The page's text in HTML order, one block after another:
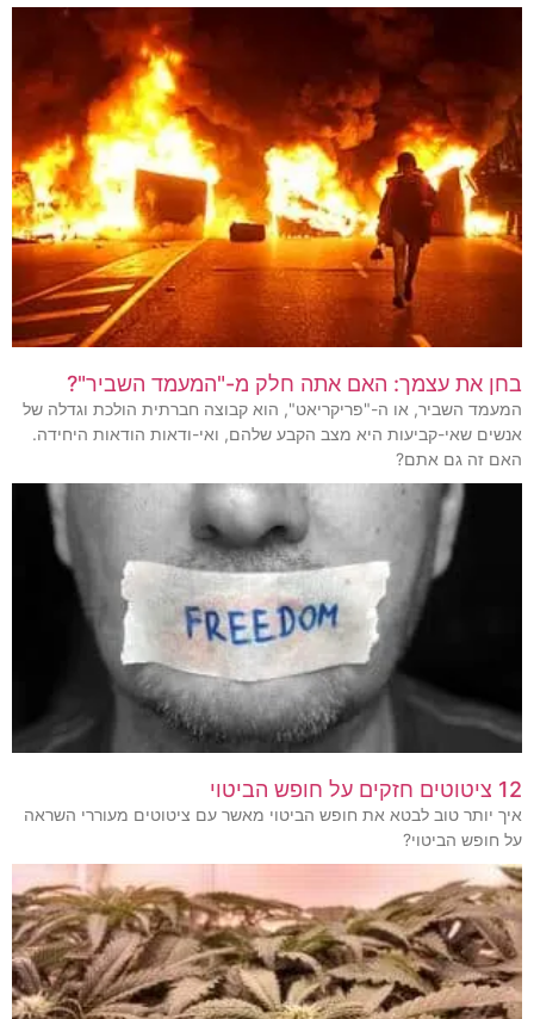
בחן את עצמך: האם אתה חלק מ-"המעמד השביר"?
המעמד השביר, או ה-"פריקריאט", הוא קבוצה חברתית הולכת וגדלה של
אנשים שאי-קביעות היא מצב הקבע שלהם, ואי-ודאות הודאות היחידה.
האם זה גם אתם?
12 ציטוטים חזקים על חופש הביטוי
איך יותר טוב לבטא את חופש הביטוי מאשר עם ציטוטים מעוררי השראה
על חופש הביטוי?